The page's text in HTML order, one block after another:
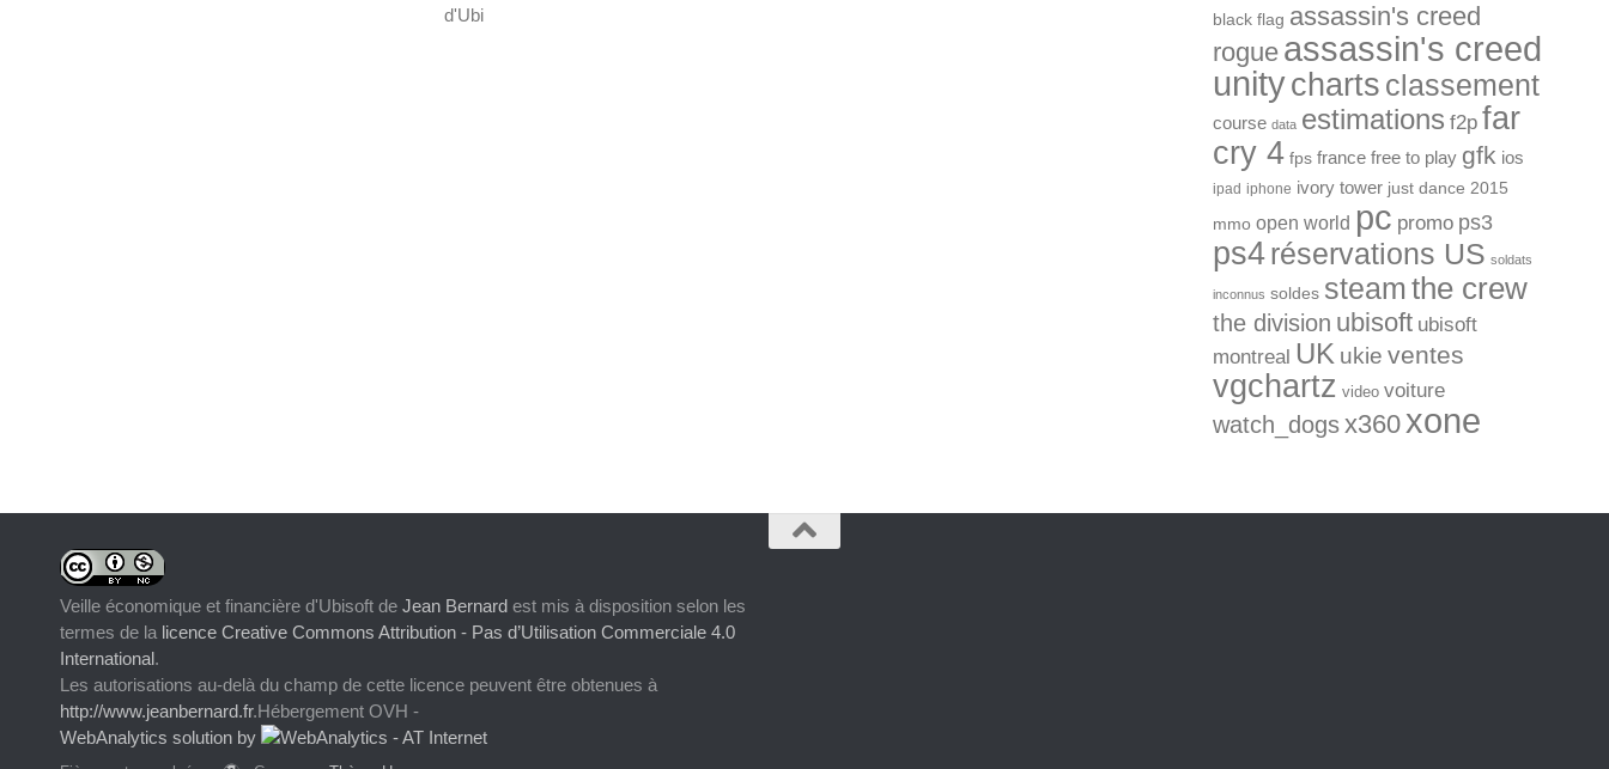
d'Ubi
black flag assassin's creed
rogue assassin's creed
unitycharts classement
course data estimations f2p far
cry 4 fps france free to play gfk ios
ipad iphone ivory tower just dance 2015
mmo open world pc promo ps3
ps4réservations US soldats
inconnus soldes steamthe crew
the division ubisoft ubisoft
montreal UK ukie ventes
vgchartz video voiture
watch_dogsx360 xone
Veille économique et financière d'Ubisoft de Jean Bernard est mis à disposition selon les
termes de la licence Creative Commons Attribution - Pas d’Utilisation Commerciale 4.0
International.
Les autorisations au-delà du champ de cette licence peuvent être obtenues à
http://www.jeanbernard.fr.Hébergement OVH -
WebAnalytics solution by